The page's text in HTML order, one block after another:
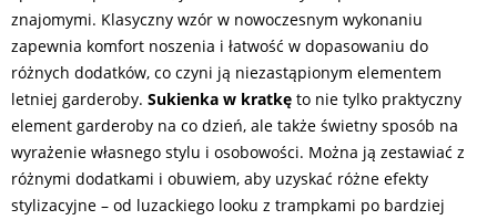
znajomymi. Klasyczny wzór w nowoczesnym wykonaniu
zapewnia komfort noszenia i łatwość w dopasowaniu do
różnych dodatków, co czyni ją niezastąpionym elementem
letniej garderoby. Sukienka w kratkę to nie tylko praktyczny
element garderoby na co dzień, ale także świetny sposób na
wyrażenie własnego stylu i osobowości. Można ją zestawiać z
różnymi dodatkami i obuwiem, aby uzyskać różne efekty
stylizacyjne – od luzackiego looku z trampkami po bardziej